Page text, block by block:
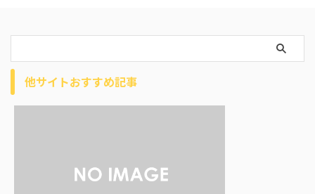
他サイトおすすめ記事